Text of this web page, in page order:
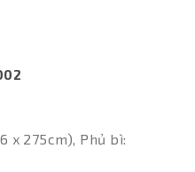
x 275cm), Phủ bì: